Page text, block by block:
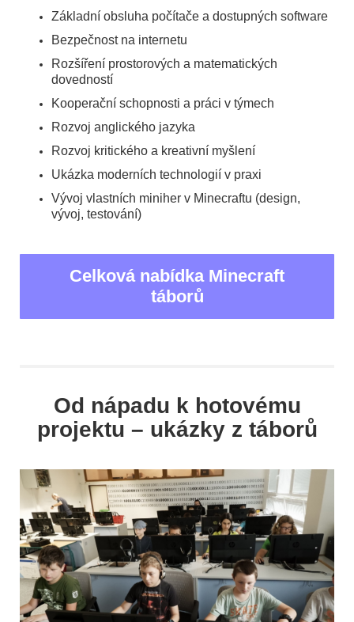
Základní obsluha počítače a dostupných software
Bezpečnost na internetu
Rozšíření prostorových a matematických
dovedností
Kooperační schopnosti a práci v týmech
Rozvoj anglického jazyka
Rozvoj kritického a kreativní myšlení
Ukázka moderních technologií v praxi
Vývoj vlastních miniher v Minecraftu (design,
vývoj, testování)
Celková nabídka Minecraft
táborů
Od nápadu k hotovému
projektu – ukázky z táborů